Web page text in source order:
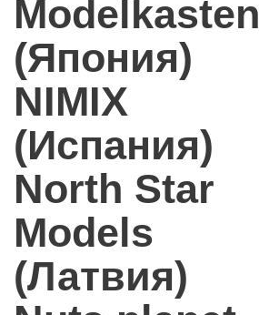
Modelkasten
(Япония)
NIMIX
(Испания)
North Star
Models
(Латвия)